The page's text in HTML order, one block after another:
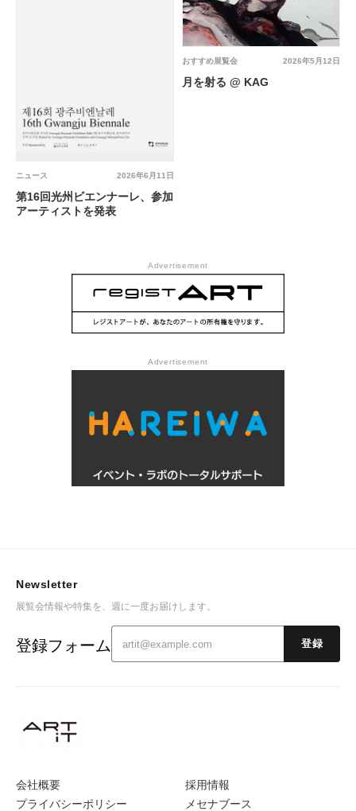
2026年6月11日
ニュース
第16回光州ビエンナーレ、参加
アーティストを発表
2026年5月12日
おすすめ展覧会
月を射る @ KAG
Advertisement
Advertisement
会社概要
プライバシーポリシー
採用情報
メセナブース
Newsletter
展覧会情報や特集を、週に一度お届けします。
登録フォーム 登録